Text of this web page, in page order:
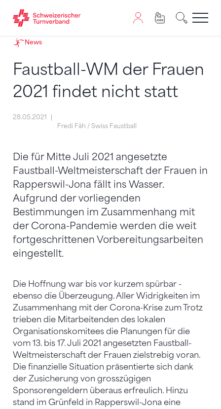
Zum Inhalt springen
Zur Sitemap navigieren
Zum Navigieren dieser Seite wird JavaScript benötigt.
News
Faustball-WM der Frauen
2021 findet nicht statt
28.05.2021
Fredi Fäh / Swiss Faustball
Die für Mitte Juli 2021 angesetzte
Faustball-Weltmeisterschaft der Frauen in
Rapperswil-Jona fällt ins Wasser.
Aufgrund der vorliegenden
Bestimmungen im Zusammenhang mit
der Corona-Pandemie werden die weit
fortgeschrittenen Vorbereitungsarbeiten
eingestellt.
Die Hoffnung war bis vor kurzem spürbar -
ebenso die Überzeugung. Aller Widrigkeiten im
Zusammenhang mit der Corona-Krise zum Trotz
trieben die Mitarbeitenden des lokalen
Organisationskomitees die Planungen für die
vom 13. bis 17. Juli 2021 angesetzten Faustball-
Weltmeisterschaft der Frauen zielstrebig voran.
Die finanzielle Situation präsentierte sich dank
der Zusicherung von grosszügigen
Sponsorengeldern überaus erfreulich. Hinzu
stand im Grünfeld in Rapperswil-Jona eine